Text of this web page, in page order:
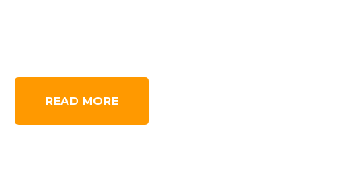
READ MORE